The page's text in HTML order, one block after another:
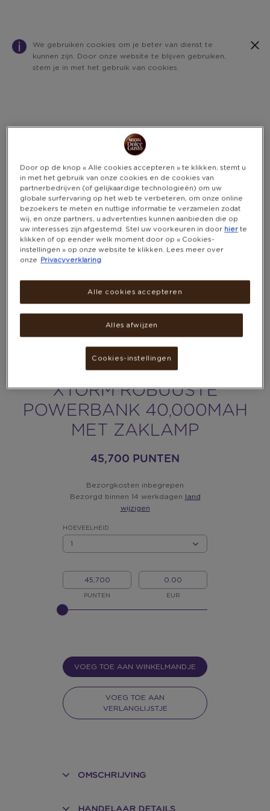
We gebruiken cookies om je beter van dienst te
kunnen zijn. Door onze website te blijven gebruiken,
stem je in met het gebruik van cookies.
XTORM ROBUUSTE
POWERBANK 40,000MAH
MET ZAKLAMP
45,700 PUNTEN
Bezorgkosten inbegrepen
Bezorgd binnen 14 werkdagen land
wijzigen
HOEVEELHEID
MIJN
PUNTEN
PUNTEN
MIJN
EUR
GELIEVE
INPUT
VOEG TOE AAN WINKELMANDJE
VOEG TOE AAN
VERLANGLIJSTJE
OMSCHRIJVING
HANDELAAR DETAILS
Door op de knop « Alle cookies accepteren » te klikken, stemt u
in met het gebruik van onze cookies en de cookies van
partnerbedrijven (of gelijkaardige technologieën) om uw
globale surfervaring op het web te verbeteren, om onze online
bezoekers te meten en nuttige informatie te verzamelen zodat
wij, en onze partners, u advertenties kunnen aanbieden die op
uw interesses zijn afgestemd. Stel uw voorkeuren in door hier te
klikken of op eender welk moment door op « Cookies-
instellingen » op onze website te klikken. Lees meer over
onze
Privacyverklaring
Alles afwijzen
Alle cookies accepteren
Cookies-instellingen